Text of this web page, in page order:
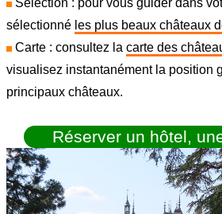
sélectionné les plus beaux châteaux
Carte : consultez la carte des
visualisez instantanément la position
principaux châteaux.
Réserver un hôtel,